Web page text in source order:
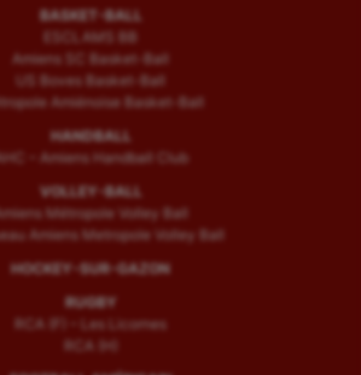
BASKET-BALL
ESCLAMS BB
Amiens SC Basket-Ball
US Boves Basket-Ball
Amiénoise Basket-Ball
HANDBALL
– Amiens Handball Club
VOLLEY-BALL
Métropole Volley Ball
Amiens Metropole Volley Ball
HOCKEY-SUR-GAZON
RUGBY
RCA (F) – Les Licornes
RCA (H)